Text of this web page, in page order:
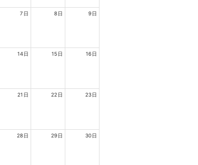
7日 8日 9日
14日 15日 16日
21日 22日 23日
28日 29日 30日